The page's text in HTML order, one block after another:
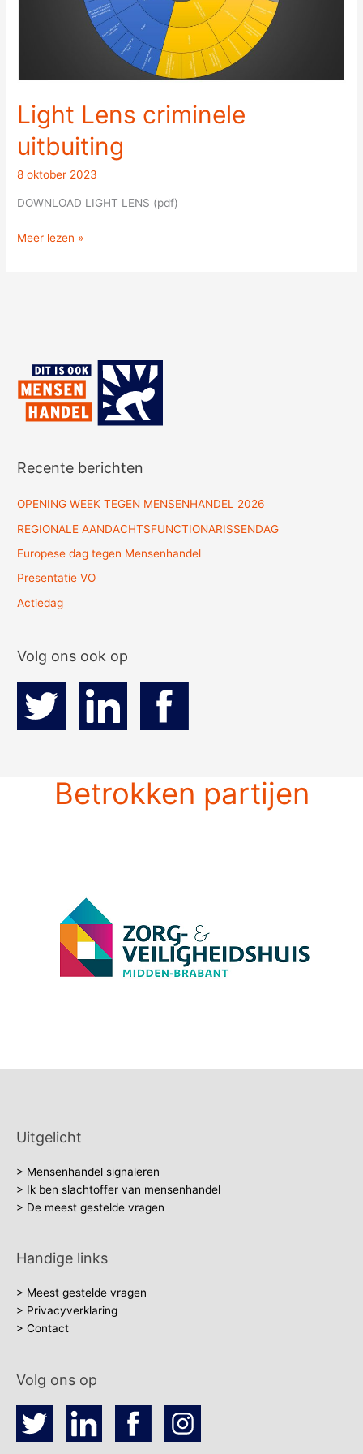
Light Lens criminele
uitbuiting
8 oktober 2023
DOWNLOAD LIGHT LENS (pdf)
Meer lezen »
Recente berichten
OPENING WEEK TEGEN MENSENHANDEL 2026
REGIONALE AANDACHTSFUNCTIONARISSENDAG
Europese dag tegen Mensenhandel
Presentatie VO
Actiedag
Volg ons ook op
Betrokken partijen
Uitgelicht
> Mensenhandel signaleren
> Ik ben slachtoffer van mensenhandel
> De meest gestelde vragen
Handige links
> Meest gestelde vragen
> Privacyverklaring
> Contact
Volg ons op